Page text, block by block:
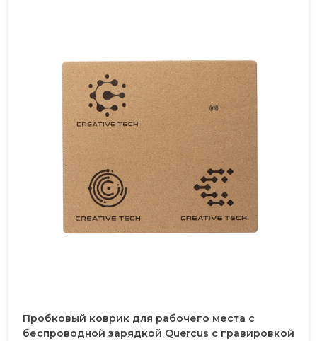
Пробковый коврик для рабочего места с
беспроводной зарядкой Querсus с гравировкой